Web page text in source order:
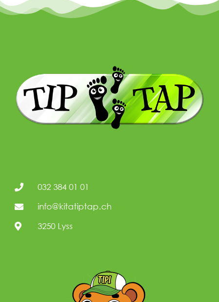
032 384 01 01
info@kitatiptap.ch
3250 Lyss